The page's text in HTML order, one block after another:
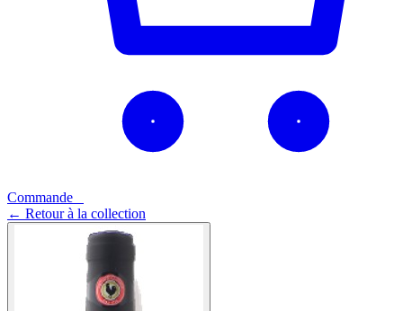
Commande
← Retour à la collection